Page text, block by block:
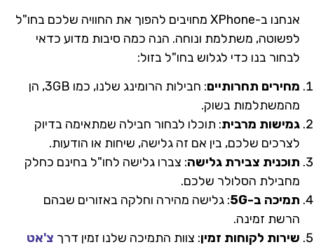
אנחנו ב-XPhone מחויבים להפוך את החוויה שלכם בחו"ל
לפשוטה, משתלמת ונוחה. הנה כמה סיבות מדוע כדאי
לבחור בנו כדי לגלוש בחו"ל בזול:
מחירים תחרותיים
: חבילות הרומינג שלנו, כמו 3GB, הן
מהמשתלמות בשוק.
גמישות מרבית: תוכלו לבחור חבילה שמתאימה בדיוק
לצרכים שלכם, בין אם זה גלישה, שיחות או הודעות.
תוכנית צבירת גלישה: צברו גלישה לחו"ל בחינם כחלק
מחבילת הסלולר שלכם.
תמיכה ב-5G
: גלישה מהירה וחלקה באזורים שבהם
הרשת זמינה.
שירות לקוחות זמין: צוות התמיכה שלנו זמין דרך צ'אט